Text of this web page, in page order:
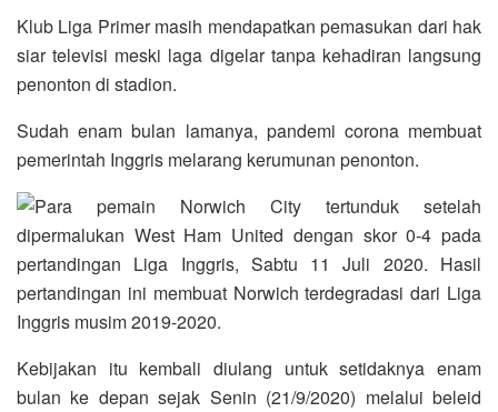
Klub Liga Primer masih mendapatkan pemasukan dari hak
siar televisi meski laga digelar tanpa kehadiran langsung
penonton di stadion.
Sudah enam bulan lamanya, pandemi corona membuat
pemerintah Inggris melarang kerumunan penonton.
Kebijakan itu kembali diulang untuk setidaknya enam
bulan ke depan sejak Senin (21/9/2020) melalui beleid